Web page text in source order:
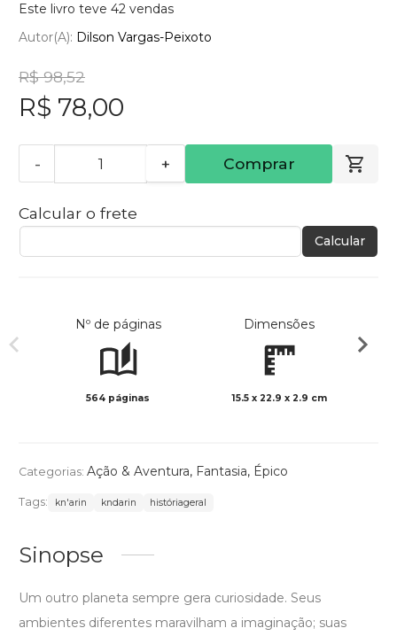
Este livro teve 42 vendas
Autor(a): Dilson Vargas-Peixoto
R$ 98,52
R$ 78,00
- + Comprar
Calcular o frete
Calcular
Nº de páginas
564 páginas
Dimensões
15.5 x 22.9 x 2.9 cm
Categorias: Ação & Aventura, Fantasia, Épico
Tags: kn'arin kndarin históriageral
Sinopse
Um outro planeta sempre gera curiosidade. Seus
ambientes diferentes maravilham a imaginação; suas